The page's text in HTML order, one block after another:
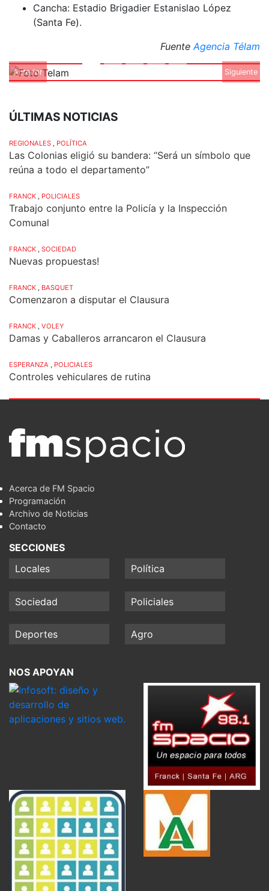
Cancha: Estadio Brigadier Estanislao López
(Santa Fe).
Fuente Agencia Télam
Anterior Siguiente
ÚLTIMAS NOTICIAS
REGIONALES POLÍTICA
Las Colonias eligió su bandera: “Será un símbolo que
reúna a todo el departamento”
FRANCK POLICIALES
Trabajo conjunto entre la Policía y la Inspección
Comunal
FRANCK SOCIEDAD
Nuevas propuestas!
FRANCK BASQUET
Comenzaron a disputar el Clausura
FRANCK VOLEY
Damas y Caballeros arrancaron el Clausura
ESPERANZA POLICIALES
Controles vehiculares de rutina
Acerca de FM Spacio
Programación
Archivo de Noticias
Contacto
SECCIONES
Locales
Política
Sociedad Policiales
Deportes Agro
NOS APOYAN